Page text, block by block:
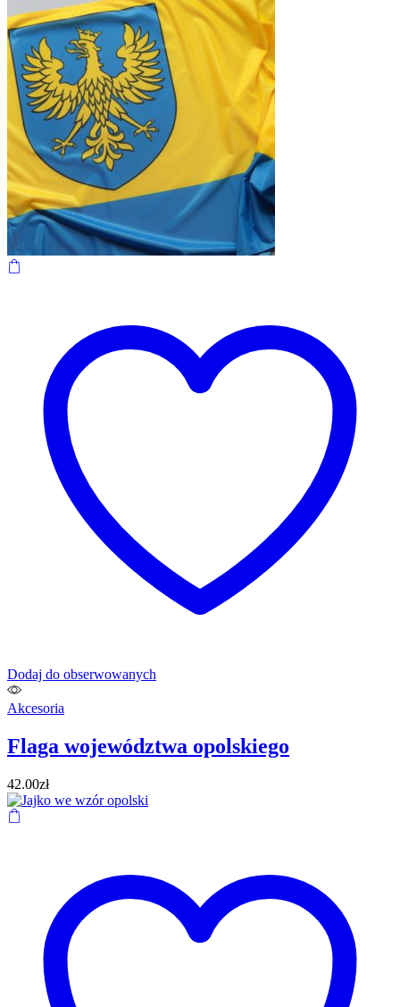
Dodaj do obserwowanych
Akcesoria
Flaga województwa opolskiego
42.00zł